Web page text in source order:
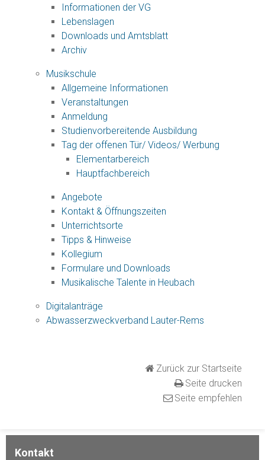
Kontakt
Informationen der VG
Lebenslagen
Downloads und Amtsblatt
Archiv
Musikschule
Allgemeine Informationen
Veranstaltungen
Anmeldung
Studienvorbereitende Ausbildung
Tag der offenen Tür/ Videos/ Werbung
Elementarbereich
Hauptfachbereich
Angebote
Kontakt & Öffnungszeiten
Unterrichtsorte
Tipps & Hinweise
Kollegium
Formulare und Downloads
Musikalische Talente in Heubach
Digitalanträge
Abwasserzweckverband Lauter-Rems
Zurück zur Startseite
Seite drucken
Seite empfehlen